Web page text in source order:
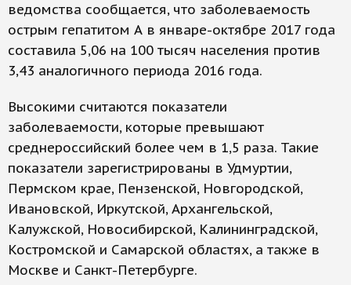
ведомства сообщается, что заболеваемость
острым гепатитом А в январе-октябре 2017 года
составила 5,06 на 100 тысяч населения против
3,43 аналогичного периода 2016 года.
Высокими считаются показатели
заболеваемости, которые превышают
среднероссийский более чем в 1,5 раза. Такие
показатели зарегистрированы в Удмуртии,
Пермском крае, Пензенской, Новгородской,
Ивановской, Иркутской, Архангельской,
Калужской, Новосибирской, Калининградской,
Костромской и Самарской областях, а также в
Москве и Санкт-Петербурге.